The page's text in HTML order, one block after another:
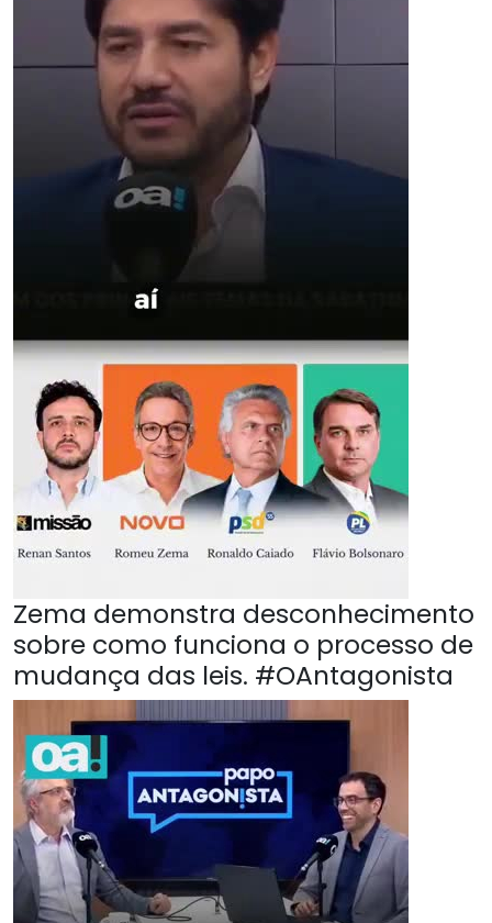
Zema demonstra desconhecimento
sobre como funciona o processo de
mudança das leis. #OAntagonista